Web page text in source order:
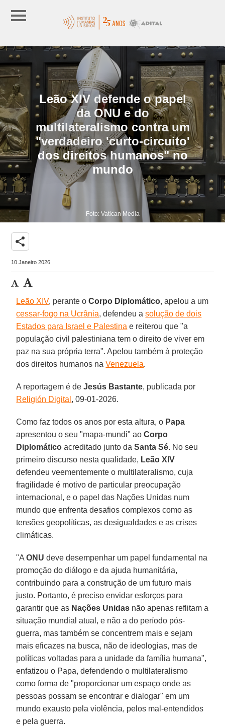
Leão XIV defende o papel
da ONU e do
multilateralismo contra um
"verdadeiro 'curto-circuito'
dos direitos humanos" no
mundo
Foto: Vatican Media
share
10 Janeiro 2026
Leão XIV, perante oCorpo Diplomático, apelou a um
cessar-fogo na Ucrânia, defendeu asolução de dois
Estados para Israel e Palestina e reiterou que "a
população civil palestiniana tem o direito de viver em
paz na sua própria terra". Apelou também à proteção
dos direitos humanos naVenezuela.
A reportagem é deJesús Bastante, publicada por
Religión Digital , 09-01-2026.
Como faz todos os anos por esta altura, o Papa
apresentou o seu "mapa-mundi" aoCorpo
Diplomático acreditado junto daSanta Sé. No seu
primeiro discurso nesta qualidade, Leão XIV
defendeu veementemente o multilateralismo, cuja
fragilidade é motivo de particular preocupação
internacional, e o papel das Nações Unidas num
mundo que enfrenta desafios complexos como as
tensões geopolíticas, as desigualdades e as crises
climáticas.
"AONU deve desempenhar um papel fundamental na
promoção do diálogo e da ajuda humanitária,
contribuindo para a construção de um futuro mais
justo. Portanto, é preciso envidar esforços para
garantir que as Nações Unidas não apenas reflitam a
situação mundial atual, e não a do período pós-
guerra, mas também se concentrem mais e sejam
mais eficazes na busca, não de ideologias, mas de
políticas voltadas para a unidade da família humana",
enfatizou o Papa, defendendo o multilateralismo
como forma de "proporcionar um espaço onde as
pessoas possam se encontrar e dialogar" em um
mundo exausto pela violência, pelos mal-entendidos
e pela guerra.